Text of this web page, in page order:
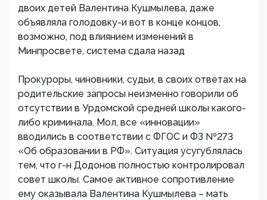
двоих детей Валентина Кушмылева, даже
объявляла голодовку-и вот в конце концов,
возможно, под влиянием изменений в
Минпросвете, система сдала назад
Прокуроры, чиновники, судьи, в своих ответах на
родительские запросы неизменно говорили об
отсутствии в Урдомской средней школы какого-
либо криминала. Мол, все «инновации»
вводились в соответствии с ФГОС и ФЗ №273
«Об образовании в РФ». Ситуация усугублялась
тем, что г-н Додонов полностью контролировал
совет школы. Самое активное сопротивление
ему оказывала Валентина Кушмылева – мать